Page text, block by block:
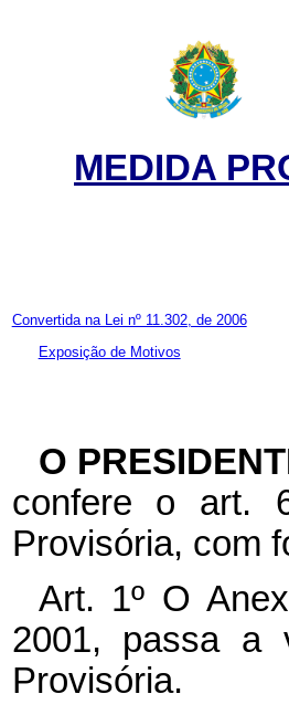
MEDIDA
Convertida na Lei nº 11.302, de 2006
Exposição de Motivos
O
confere o art.
Provisória, com
Art. 1º O
2001, passa a
Provisória.